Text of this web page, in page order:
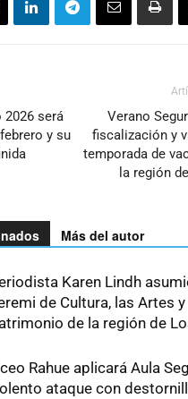
2026 será
y su
Verano
fiscalización y
temporada de
la región
Más del autor
Karen Lindh
de Cultura, las Artes y
de la región de
Rahue aplicará Aula
ataque con